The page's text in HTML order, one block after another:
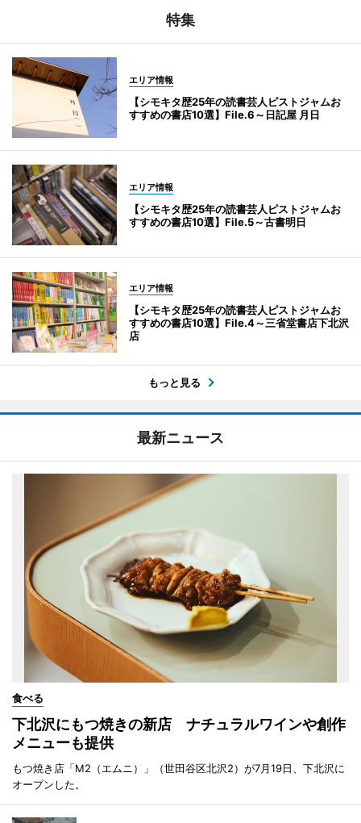
特集
エリア情報
【シモキタ歴25年の読書芸人ピストジャムお
すすめの書店10選】File.6～日記屋 月日
エリア情報
【シモキタ歴25年の読書芸人ピストジャムお
すすめの書店10選】File.5～古書明日
エリア情報
【シモキタ歴25年の読書芸人ピストジャムお
すすめの書店10選】File.4～三省堂書店下北沢
店
もっと見る
最新ニュース
食べる
下北沢にもつ焼きの新店 ナチュラルワインや創作
メニューも提供
もつ焼き店「M2（エムニ）」（世田谷区北沢2）が7月19日、下北沢に
オープンした。